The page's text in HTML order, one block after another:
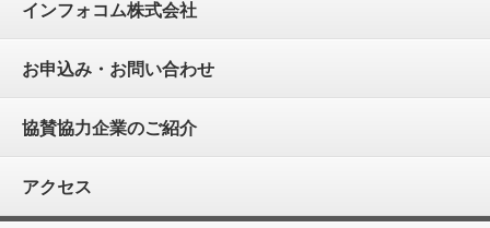
インフォコム株式会社
お申込み・お問い合わせ
協賛協力企業のご紹介
アクセス